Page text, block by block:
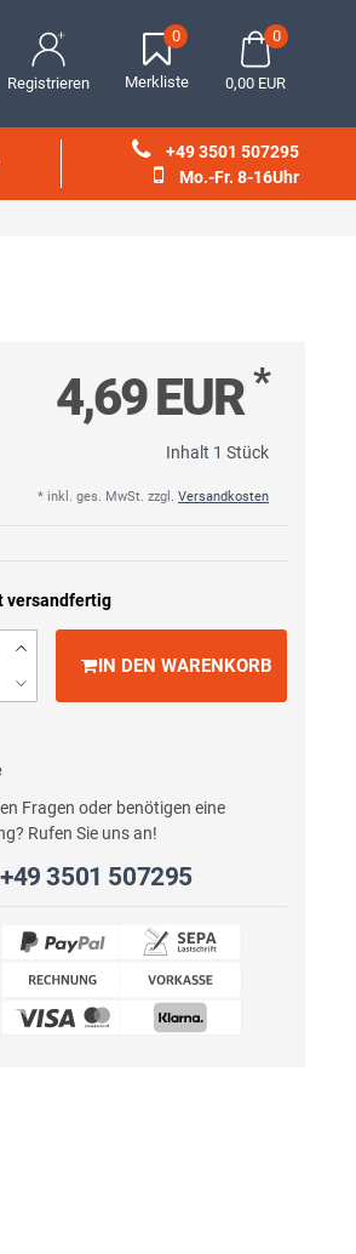
Registrieren
0
Merkliste
0
0,00 EUR
+49 3501 507295
Mo.-Fr. 8-16Uhr
4,69 EUR*
Inhalt 1 Stück
* inkl. ges. MwSt. zzgl. Versandkosten
versandfertig
IN DEN WARENKORB
Fragen oder benötigen eine
Rufen Sie uns an!
+49 3501 507295